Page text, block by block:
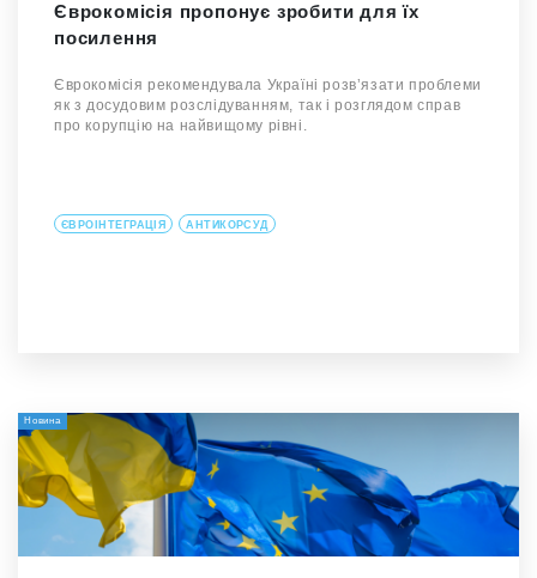
Єврокомісія пропонує зробити для їх
посилення
Єврокомісія рекомендувала Україні розвʼязати проблеми
як з досудовим розслідуванням, так і розглядом справ
про корупцію на найвищому рівні.
ЄВРОІНТЕГРАЦІЯ АНТИКОРСУД
Новина